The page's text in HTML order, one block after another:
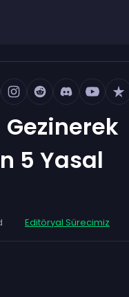
5 Yasal
Editöryal Sürecimiz